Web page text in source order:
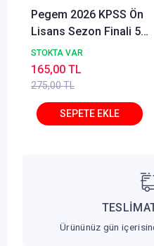
Pegem 2026 KPSS Ön
Lisans Sezon Finali 5
Deneme Çözümlü
Pegem Akademi
Yayınları
STOKTA VAR
275,00 TL
165,00 TL
Ürününüz gün